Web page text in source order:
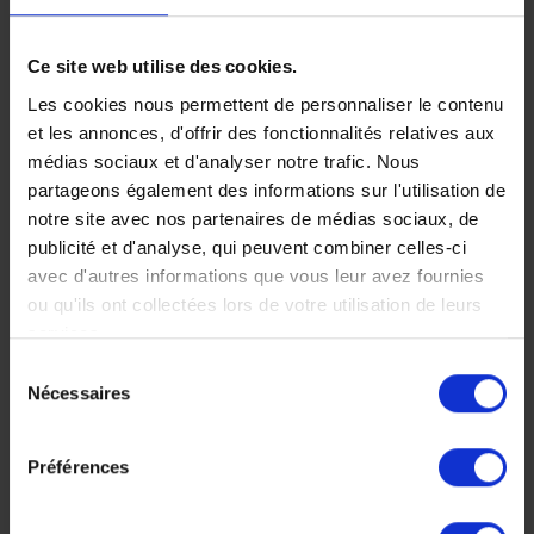
Ce site web utilise des cookies.
Les cookies nous permettent de personnaliser le contenu
et les annonces, d'offrir des fonctionnalités relatives aux
médias sociaux et d'analyser notre trafic. Nous
partageons également des informations sur l'utilisation de
notre site avec nos partenaires de médias sociaux, de
publicité et d'analyse, qui peuvent combiner celles-ci
avec d'autres informations que vous leur avez fournies
ou qu'ils ont collectées lors de votre utilisation de leurs
services.
Nécessaires
Préférences
De Samburu au
Masai Mara, en
passant par la
Vallée du Rift
Tout comme le père de
Lucie, sillonnez cette
majestueuse Vallée du
Rift et continuez vers
l'oasis de Samburu et le
12 jours, à partir de 7
Voyage Kenya